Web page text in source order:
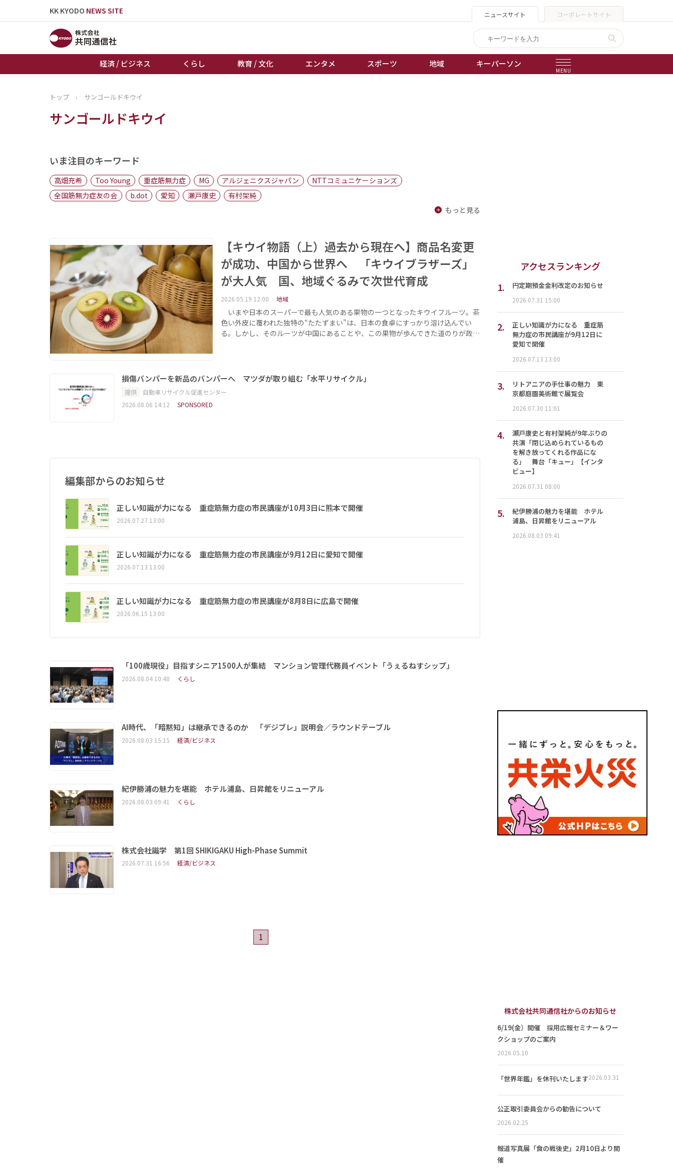
KK KYODO NEWS SITE ニュースサイト コーポレートサイト
経済 / ビジネス くらし 教育 / 文化 エンタメ スポーツ 地域 キーパーソン
MENU
トップページ
お知らせ
地域
キーパーソン
棋王戦
トップ › サンゴールドキウイ
サンゴールドキウイ
いま注目のキーワード
高畑充希 Too Young 重症筋無力症 MG アルジェニクスジャパン
NTTコミュニケーションズ
全国筋無力症友の会
b.dot 愛知 瀬戸康史
有村架純
もっと見る
【キウイ物語（上）過去から現在へ】商品名変更
が成功、中国から世界へ 「キウイブラザーズ」
が大人気 国、地域ぐるみで次世代育成
2026.05.19 12:00 地域
いまや日本のスーパーで最も人気のある果物の一つとなったキウイフルーツ。茶
色い外皮に覆われた独特の“たたずまい”は、日本の食卓にすっかり溶け込んでい
る。しかし、そのルーツが中国にあることや、この果物が歩んできた道のりが政…
損傷バンパーを新品のバンパーへ マツダが取り組む「水平リサイクル」
提供
自動車リサイクル促進センター
2026.08.06 14:12
SPONSORED
編集部からのお知らせ
正しい知識が力になる 重症筋無力症の市民講座が10月3日に熊本で開催
2026.07.27 13:00
正しい知識が力になる 重症筋無力症の市民講座が9月12日に愛知で開催
2026.07.13 13:00
正しい知識が力になる 重症筋無力症の市民講座が8月8日に広島で開催
2026.06.15 13:00
「100歳現役」目指すシニア1500人が集結 マンション管理代務員イベント「うぇるねすシップ」
2026.08.04 10:48 くらし
AI時代、「暗黙知」は継承できるのか 「デジブレ」説明会／ラウンドテーブル
2026.08.03 15:15 経済/ビジネス
紀伊勝浦の魅力を堪能 ホテル浦島、日昇館をリニューアル
2026.08.03 09:41 くらし
株式会社識学 第1回 SHIKIGAKU High-Phase Summit
2026.07.31 16:56 経済/ビジネス
1
アクセスランキング
1.
円定期預金金利改定のお知らせ
2026.07.31 15:00
2.
正しい知識が力になる 重症筋
無力症の市民講座が9月12日に
愛知で開催
2026.07.13 13:00
3.
リトアニアの手仕事の魅力 東
京都庭園美術館で展覧会
2026.07.30 11:01
4.
瀬戸康史と有村架純が9年ぶりの
共演「閉じ込められているもの
を解き放ってくれる作品にな
る」 舞台「キュー」【インタ
ビュー】
2026.07.31 08:00
5.
紀伊勝浦の魅力を堪能 ホテル
浦島、日昇館をリニューアル
2026.08.03 09:41
株式会社共同通信社からのお知らせ
6/19(金）開催 採用広報セミナー＆ワー
クショップのご案内
2026.05.10
「世界年鑑」を休刊いたします2026.03.31
公正取引委員会からの勧告について
2026.02.25
報道写真展「食の戦後史」2月10日より開
催